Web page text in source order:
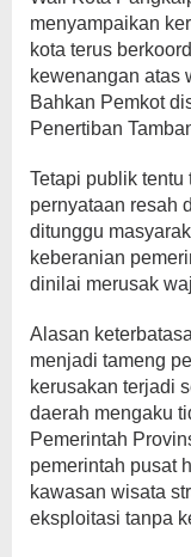
menyampaikan
kota terus
kewenangan atas
Bahkan Pemkot
Penertiban
Tetapi publik tentu
pernyataan resah
ditunggu
keberanian
dinilai merusak
Alasan
menjadi tameng
kerusakan terjadi
daerah mengaku
Pemerintah
pemerintah pusat
kawasan wisata
eksploitasi tanpa